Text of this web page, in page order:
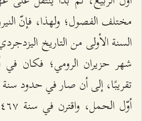
مختلف الفصول؛ ولهذا، فإنّ
السنة الأولى من التاريخ
شهر حزيران الرومي؛ فكان